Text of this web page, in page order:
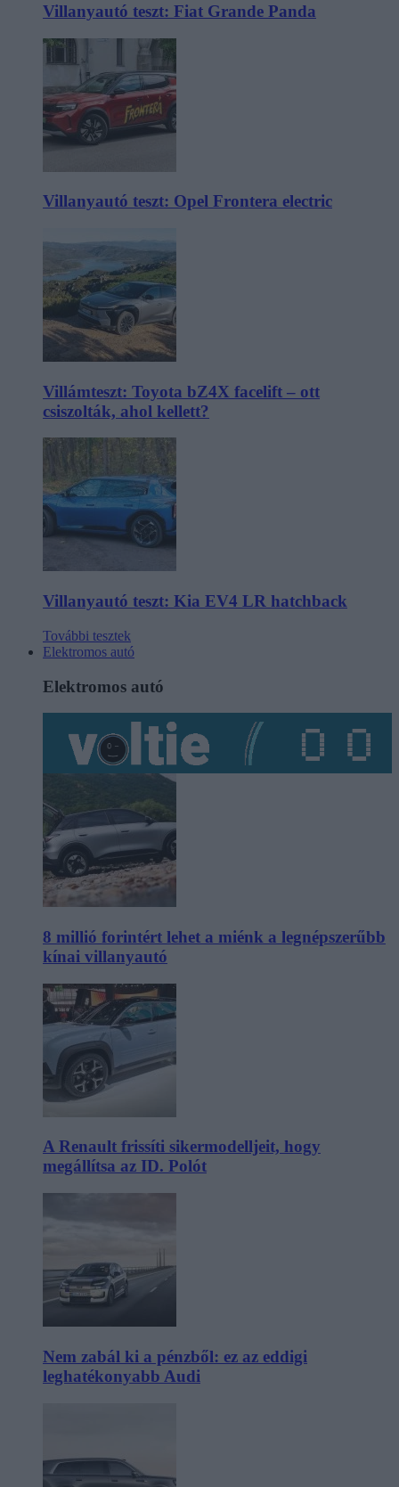
Villanyautó teszt: Fiat Grande Panda
Villanyautó teszt: Opel Frontera electric
Villámteszt: Toyota bZ4X facelift – ott
csiszolták, ahol kellett?
Villanyautó teszt: Kia EV4 LR hatchback
További tesztek
Elektromos autó
Elektromos autó
8 millió forintért lehet a miénk a legnépszerűbb
kínai villanyautó
A Renault frissíti sikermodelljeit, hogy
megállítsa az ID. Polót
Nem zabál ki a pénzből: ez az eddigi
leghatékonyabb Audi